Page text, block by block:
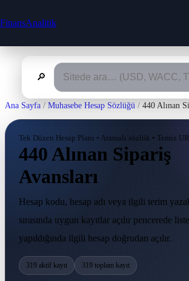
FinansAnalitik
🔎
Ana Sayfa / Muhasebe Hesap Sözlüğü / 440 Alınan
Tek Düzen Hesap Planı • Aramalı sözlük • Temiz
440 Alınan Sipariş
Avansları
Hesap kodu, hesap adı veya ilgili terim
sırasında uygun kayıtlar açılır pencerede
yapıldığında ilgili hesap doğrudan açılır.
319 aktif kayıt 319 toplam kayıt